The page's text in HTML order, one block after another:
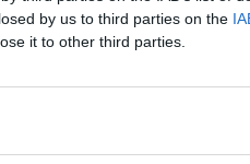
by us to third parties on the
it to other third parties.
Interventi anche dalla
vuole legare territori,
fatto di ascolto e